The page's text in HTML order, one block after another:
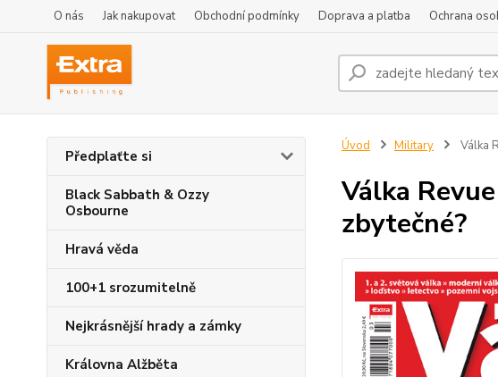
O nás Jak nakupovat Obchodní podmínky Doprava a platba Ochrana
Předplaťte si
Black Sabbath & Ozzy
Osbourne
Hravá věda
100+1 srozumitelně
Nejkrásnější hrady a zámky
Královna Alžběta
Úvod Military Válka
Válka
zbytečné?